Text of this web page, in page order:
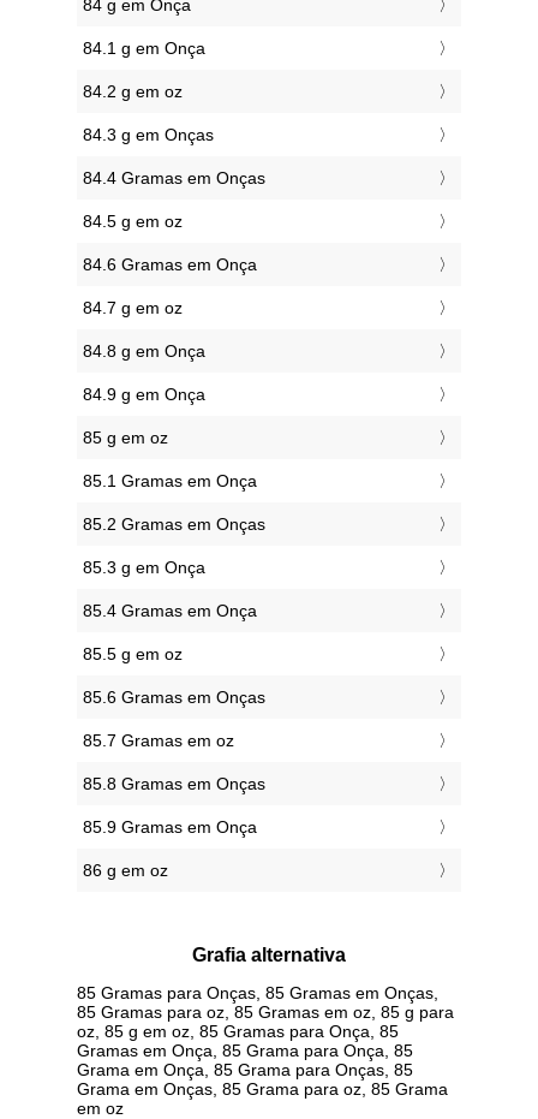
84 g em Onça
84.1 g em Onça
84.2 g em oz
84.3 g em Onças
84.4 Gramas em Onças
84.5 g em oz
84.6 Gramas em Onça
84.7 g em oz
84.8 g em Onça
84.9 g em Onça
85 g em oz
85.1 Gramas em Onça
85.2 Gramas em Onças
85.3 g em Onça
85.4 Gramas em Onça
85.5 g em oz
85.6 Gramas em Onças
85.7 Gramas em oz
85.8 Gramas em Onças
85.9 Gramas em Onça
86 g em oz
Grafia alternativa
85 Gramas para Onças, 85 Gramas em Onças,
85 Gramas para oz, 85 Gramas em oz, 85 g para
oz, 85 g em oz, 85 Gramas para Onça, 85
Gramas em Onça, 85 Grama para Onça, 85
Grama em Onça, 85 Grama para Onças, 85
Grama em Onças, 85 Grama para oz, 85 Grama
em oz